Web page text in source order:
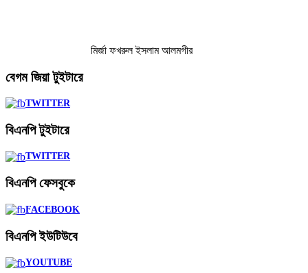
মির্জা ফখরুল ইসলাম আলমগীর
বেগমজিয়া টুইটারে
TWITTER
বিএনপিটুইটারে
TWITTER
বিএনপিফেসবুকে
FACEBOOK
বিএনপিইউটিউবে
YOUTUBE